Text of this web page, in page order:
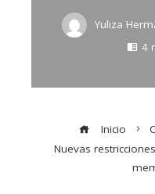
Yuliza
4
Inicio
Nuevas